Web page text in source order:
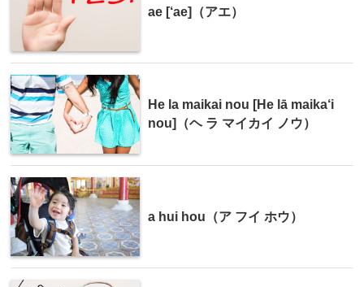
ae [‘ae]（アエ）
He la maikai nou [He lā maika‘i
nou]（ヘ ラ マイカイ ノウ）
a hui hou（ア フイ ホウ）